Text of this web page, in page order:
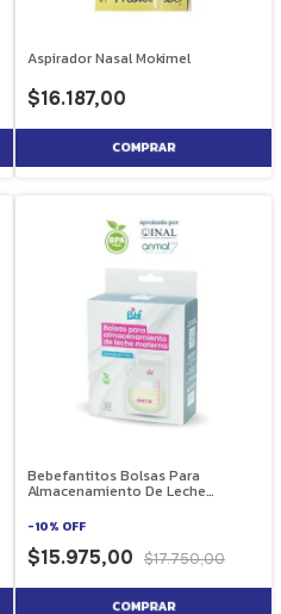
Aspirador Nasal Mokimel
$16.187,00
Bebefantitos Bolsas Para
Almacenamiento De Leche
-10% OFF
$15.975,00 $17.750,00